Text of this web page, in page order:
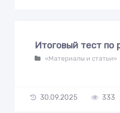
Итоговый тест по
«Материалы и статьи»
30.09.2025 333